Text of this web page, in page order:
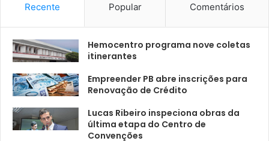
Recente Popular Comentários
Hemocentro programa nove coletas
itinerantes
Empreender PB abre inscrições para
Renovação de Crédito
Lucas Ribeiro inspeciona obras da
última etapa do Centro de
Convenções